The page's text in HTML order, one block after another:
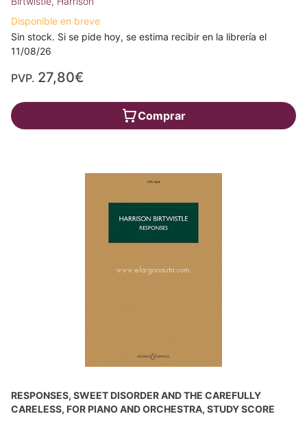
Disponible en breve
Sin stock. Si se pide hoy, se estima recibir en la librería el
11/08/26
PVP. 27,80€
Comprar
RESPONSES, SWEET DISORDER AND THE CAREFULLY
CARELESS, FOR PIANO AND ORCHESTRA, STUDY SCORE